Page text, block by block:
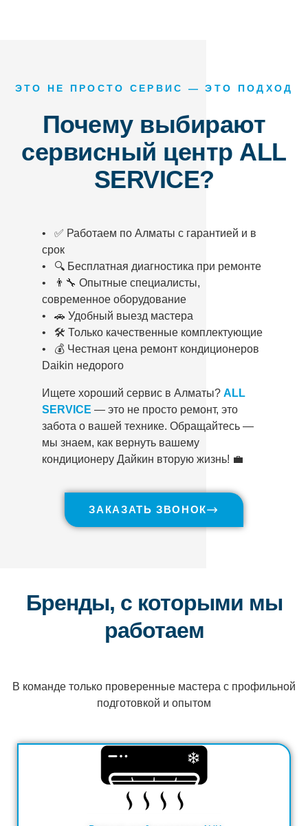
ЭТО НЕ ПРОСТО СЕРВИС — ЭТО ПОДХОД
Почему выбирают
сервисный центр ALL
SERVICE?
• ✅ Работаем по Алматы с гарантией и в
срок
• 🔍 Бесплатная диагностика при ремонте
• 👨‍🔧 Опытные специалисты,
современное оборудование
• 🚗 Удобный выезд мастера
• 🛠️ Только качественные комплектующие
• 💰 Честная цена ремонт кондиционеров
Daikin недорого
Ищете хороший сервис в Алматы? ALL
SERVICE — это не просто ремонт, это
забота о вашей технике. Обращайтесь —
мы знаем, как вернуть вашему
кондиционеру Дайкин вторую жизнь! 💼
ЗАКАЗАТЬ ЗВОНОК
Бренды, с которыми мы
работаем
В команде только проверенные мастера с профильной
подготовкой и опытом